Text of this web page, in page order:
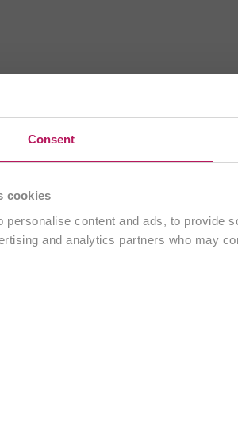
Consent
cookies
personalise content and ads, to provide
and analytics partners who may